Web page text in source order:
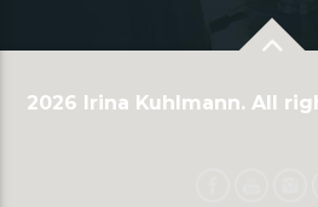
2026 Irina Kuhlmann. All